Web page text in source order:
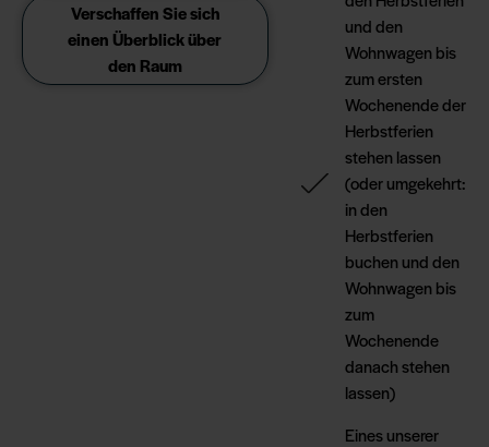
Verschaffen Sie sich
einen Überblick über
den Raum
und den
Wohnwagen bis
zum ersten
Wochenende der
Herbstferien
stehen lassen
(oder umgekehrt:
in den
Herbstferien
buchen und den
Wohnwagen bis
zum
Wochenende
danach stehen
lassen)
Eines unserer